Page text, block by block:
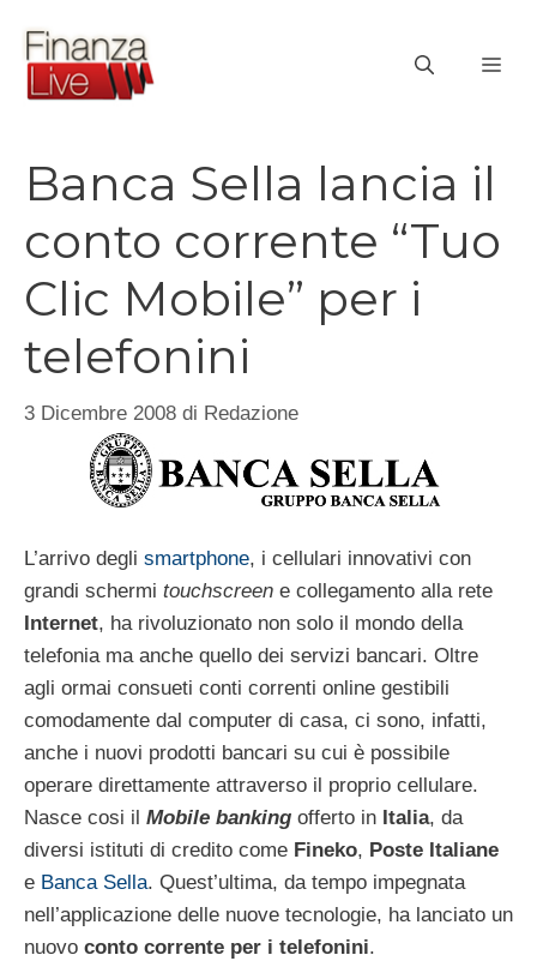
contenuto
Banca Sella lancia il
conto corrente “Tuo
Clic Mobile” per i
telefonini
3 Dicembre 2008 di Redazione
L’arrivo degli smartphone, i cellulari innovativi con
grandi schermi touchscreen e collegamento alla rete
Internet, ha rivoluzionato non solo il mondo della
telefonia ma anche quello dei servizi bancari. Oltre
agli ormai consueti conti correnti online gestibili
comodamente dal computer di casa, ci sono, infatti,
anche i nuovi prodotti bancari su cui è possibile
operare direttamente attraverso il proprio cellulare.
Nasce cosi il Mobile banking offerto in Italia, da
diversi istituti di credito come Fineko, Poste Italiane
e Banca Sella. Quest’ultima, da tempo impegnata
nell’applicazione delle nuove tecnologie, ha lanciato un
nuovo conto corrente per i telefonini.